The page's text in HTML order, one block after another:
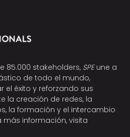
85.000 stakeholders, SPEune a
de todo el mundo,
el éxito y reforzando sus
la creación de redes, la
la formación y el intercambio
información, visita